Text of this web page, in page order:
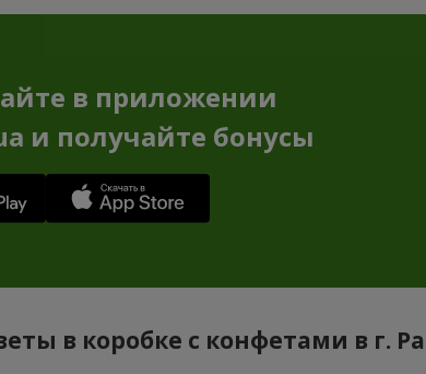
в приложении
и получайте бонусы
в коробке с конфетами в г.